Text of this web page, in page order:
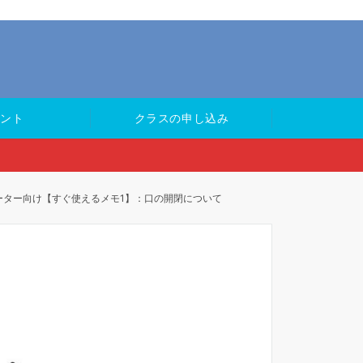
ト クラスの申し込み
ター向け【すぐ使えるメモ1】：口の開閉について